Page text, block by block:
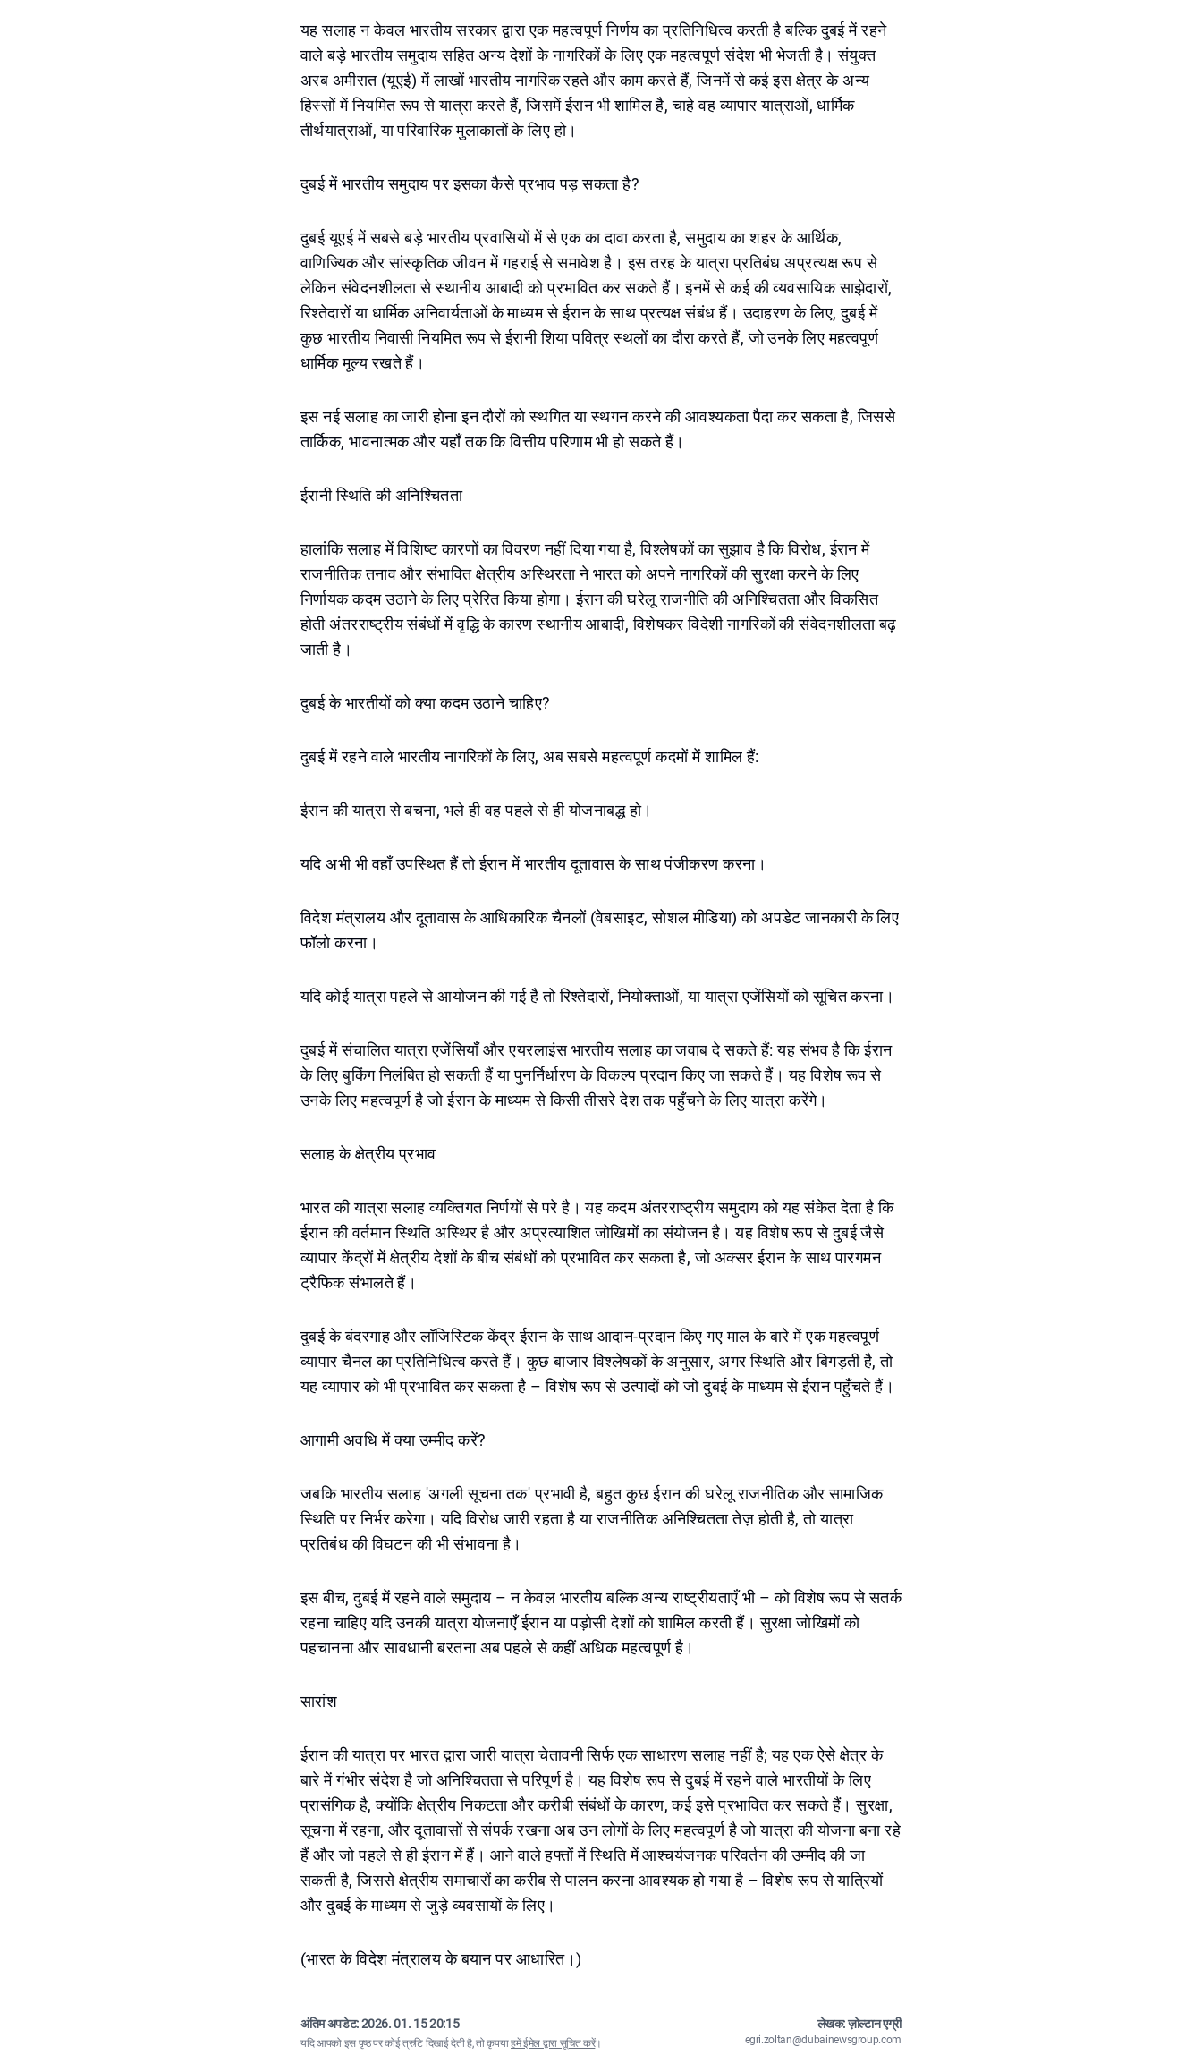
यह सलाह न केवल भारतीय सरकार द्वारा एक महत्वपूर्ण निर्णय का प्रतिनिधित्व करती है बल्कि दुबई में रहने
वाले बड़े भारतीय समुदाय सहित अन्य देशों के नागरिकों के लिए एक महत्वपूर्ण संदेश भी भेजती है। संयुक्त
अरब अमीरात (यूएई) में लाखों भारतीय नागरिक रहते और काम करते हैं, जिनमें से कई इस क्षेत्र के अन्य
हिस्सों में नियमित रूप से यात्रा करते हैं, जिसमें ईरान भी शामिल है, चाहे वह व्यापार यात्राओं, धार्मिक
तीर्थयात्राओं, या परिवारिक मुलाकातों के लिए हो।
दुबई में भारतीय समुदाय पर इसका कैसे प्रभाव पड़ सकता है?
दुबई यूएई में सबसे बड़े भारतीय प्रवासियों में से एक का दावा करता है, समुदाय का शहर के आर्थिक,
वाणिज्यिक और सांस्कृतिक जीवन में गहराई से समावेश है। इस तरह के यात्रा प्रतिबंध अप्रत्यक्ष रूप से
लेकिन संवेदनशीलता से स्थानीय आबादी को प्रभावित कर सकते हैं। इनमें से कई की व्यवसायिक साझेदारों,
रिश्तेदारों या धार्मिक अनिवार्यताओं के माध्यम से ईरान के साथ प्रत्यक्ष संबंध हैं। उदाहरण के लिए, दुबई में
कुछ भारतीय निवासी नियमित रूप से ईरानी शिया पवित्र स्थलों का दौरा करते हैं, जो उनके लिए महत्वपूर्ण
धार्मिक मूल्य रखते हैं।
इस नई सलाह का जारी होना इन दौरों को स्थगित या स्थगन करने की आवश्यकता पैदा कर सकता है, जिससे
तार्किक, भावनात्मक और यहाँ तक कि वित्तीय परिणाम भी हो सकते हैं।
ईरानी स्थिति की अनिश्चितता
हालांकि सलाह में विशिष्ट कारणों का विवरण नहीं दिया गया है, विश्लेषकों का सुझाव है कि विरोध, ईरान में
राजनीतिक तनाव और संभावित क्षेत्रीय अस्थिरता ने भारत को अपने नागरिकों की सुरक्षा करने के लिए
निर्णायक कदम उठाने के लिए प्रेरित किया होगा। ईरान की घरेलू राजनीति की अनिश्चितता और विकसित
होती अंतरराष्ट्रीय संबंधों में वृद्धि के कारण स्थानीय आबादी, विशेषकर विदेशी नागरिकों की संवेदनशीलता बढ़
जाती है।
दुबई के भारतीयों को क्या कदम उठाने चाहिए?
दुबई में रहने वाले भारतीय नागरिकों के लिए, अब सबसे महत्वपूर्ण कदमों में शामिल हैं:
ईरान की यात्रा से बचना, भले ही वह पहले से ही योजनाबद्ध हो।
यदि अभी भी वहाँ उपस्थित हैं तो ईरान में भारतीय दूतावास के साथ पंजीकरण करना।
विदेश मंत्रालय और दूतावास के आधिकारिक चैनलों (वेबसाइट, सोशल मीडिया) को अपडेट जानकारी के लिए
फॉलो करना।
यदि कोई यात्रा पहले से आयोजन की गई है तो रिश्तेदारों, नियोक्ताओं, या यात्रा एजेंसियों को सूचित करना।
दुबई में संचालित यात्रा एजेंसियाँ और एयरलाइंस भारतीय सलाह का जवाब दे सकते हैं: यह संभव है कि ईरान
के लिए बुकिंग निलंबित हो सकती हैं या पुनर्निर्धारण के विकल्प प्रदान किए जा सकते हैं। यह विशेष रूप से
उनके लिए महत्वपूर्ण है जो ईरान के माध्यम से किसी तीसरे देश तक पहुँचने के लिए यात्रा करेंगे।
सलाह के क्षेत्रीय प्रभाव
भारत की यात्रा सलाह व्यक्तिगत निर्णयों से परे है। यह कदम अंतरराष्ट्रीय समुदाय को यह संकेत देता है कि
ईरान की वर्तमान स्थिति अस्थिर है और अप्रत्याशित जोखिमों का संयोजन है। यह विशेष रूप से दुबई जैसे
व्यापार केंद्रों में क्षेत्रीय देशों के बीच संबंधों को प्रभावित कर सकता है, जो अक्सर ईरान के साथ पारगमन
ट्रैफिक संभालते हैं।
दुबई के बंदरगाह और लॉजिस्टिक केंद्र ईरान के साथ आदान-प्रदान किए गए माल के बारे में एक महत्वपूर्ण
व्यापार चैनल का प्रतिनिधित्व करते हैं। कुछ बाजार विश्लेषकों के अनुसार, अगर स्थिति और बिगड़ती है, तो
यह व्यापार को भी प्रभावित कर सकता है – विशेष रूप से उत्पादों को जो दुबई के माध्यम से ईरान पहुँचते हैं।
आगामी अवधि में क्या उम्मीद करें?
जबकि भारतीय सलाह 'अगली सूचना तक' प्रभावी है, बहुत कुछ ईरान की घरेलू राजनीतिक और सामाजिक
स्थिति पर निर्भर करेगा। यदि विरोध जारी रहता है या राजनीतिक अनिश्चितता तेज़ होती है, तो यात्रा
प्रतिबंध की विघटन की भी संभावना है।
इस बीच, दुबई में रहने वाले समुदाय – न केवल भारतीय बल्कि अन्य राष्ट्रीयताएँ भी – को विशेष रूप से सतर्क
रहना चाहिए यदि उनकी यात्रा योजनाएँ ईरान या पड़ोसी देशों को शामिल करती हैं। सुरक्षा जोखिमों को
पहचानना और सावधानी बरतना अब पहले से कहीं अधिक महत्वपूर्ण है।
सारांश
ईरान की यात्रा पर भारत द्वारा जारी यात्रा चेतावनी सिर्फ एक साधारण सलाह नहीं है; यह एक ऐसे क्षेत्र के
बारे में गंभीर संदेश है जो अनिश्चितता से परिपूर्ण है। यह विशेष रूप से दुबई में रहने वाले भारतीयों के लिए
प्रासंगिक है, क्योंकि क्षेत्रीय निकटता और करीबी संबंधों के कारण, कई इसे प्रभावित कर सकते हैं। सुरक्षा,
सूचना में रहना, और दूतावासों से संपर्क रखना अब उन लोगों के लिए महत्वपूर्ण है जो यात्रा की योजना बना रहे
हैं और जो पहले से ही ईरान में हैं। आने वाले हफ्तों में स्थिति में आश्चर्यजनक परिवर्तन की उम्मीद की जा
सकती है, जिससे क्षेत्रीय समाचारों का करीब से पालन करना आवश्यक हो गया है – विशेष रूप से यात्रियों
और दुबई के माध्यम से जुड़े व्यवसायों के लिए।
(भारत के विदेश मंत्रालय के बयान पर आधारित।)
अंतिम अपडेट:2026. 01. 15 20:15
यदि आपको इस पृष्ठ पर कोई त्रुटि दिखाई देती है, तो कृपयाहमें ईमेल द्वारा सूचित करें।
लेखक: ज़ोल्टान एग्री
egri.zoltan@dubainewsgroup.com